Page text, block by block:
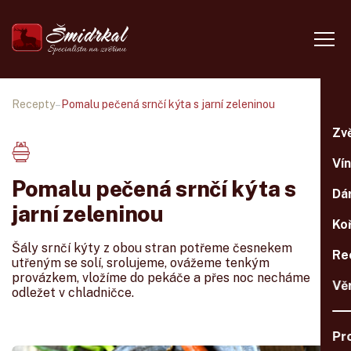
Recepty– Pomalu pečená srnčí kýta s jarní zeleninou
Pomalu pečená srnčí kýta s
jarní zeleninou
Šály srnčí kýty z obou stran potřeme česnekem
utřeným se solí, srolujeme, ovážeme tenkým
provázkem, vložíme do pekáče a přes noc necháme
odležet v chladničce.